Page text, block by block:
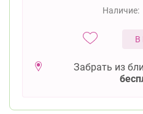
Наличие:
В
Забрать из